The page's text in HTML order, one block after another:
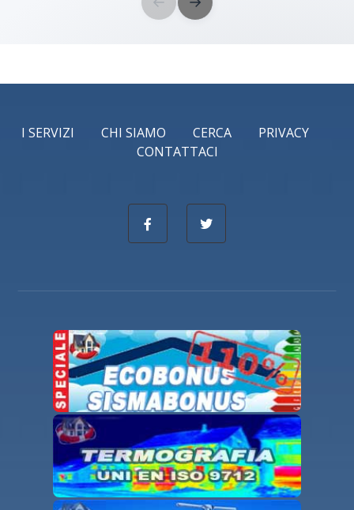
I SERVIZI CHI SIAMO CERCA
PRIVACY
CONTATTACI